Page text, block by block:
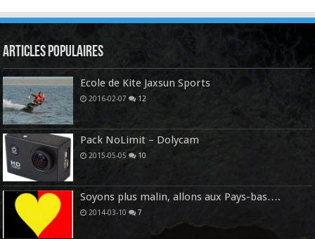
Articles Populaires
Ecole de Kite Jaxsun Sports
2016-02-07 12
Pack NoLimit – Dolycam
2015-05-05 10
Soyons plus malin, allons aux Pays-bas….
2014-03-10 7